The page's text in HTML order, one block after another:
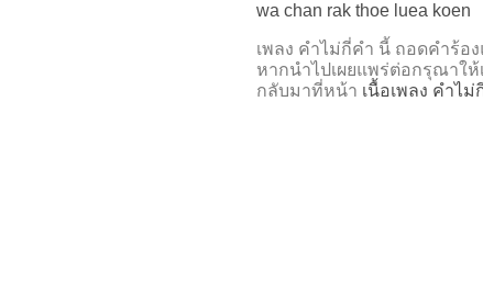
wa chan rak thoe luea koen
เพลง คำไม่กี่คำ นี้ ถอดคำร้อ
หากนำไปเผยแพร่ต่อกรุณาใ
กลับมาที่หน้า เนื้อเพลง คำไม่